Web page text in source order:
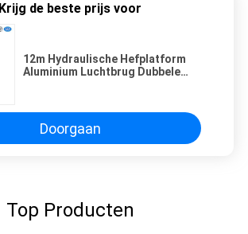
Krijg de beste prijs voor
12m Hydraulische Hefplatform
Aluminium Luchtbrug Dubbele
Doorgaan
Top Producten